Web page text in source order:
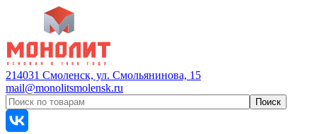
214031 Смоленск, ул. Смольянинова, 15
mail@monolitsmolensk.ru